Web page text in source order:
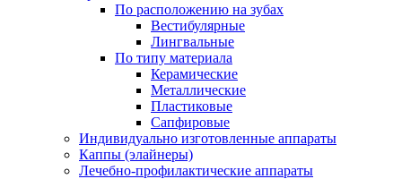
По расположению на зубах
Вестибулярные
Лингвальные
По типу материала
Керамические
Металлические
Пластиковые
Сапфировые
Индивидуально изготовленные аппараты
Каппы (элайнеры)
Лечебно-профилактические аппараты